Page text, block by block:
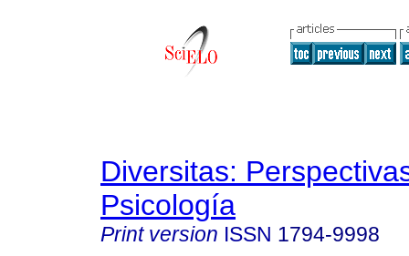
Diversitas:
Psicología
Print version ISSN 1794-9998